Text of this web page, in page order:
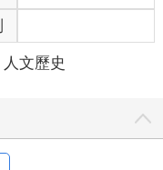
人文歷史